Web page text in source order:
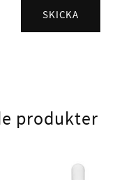
produkter